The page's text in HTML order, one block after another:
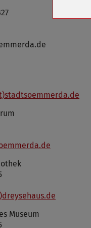
Museum